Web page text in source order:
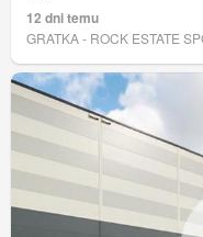
12 dni temu